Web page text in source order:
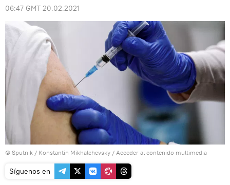
06:47 GMT 20.02.2021
© Sputnik / Konstantin Mikhalchevsky / Acceder al contenido multimedia
Síguenos en